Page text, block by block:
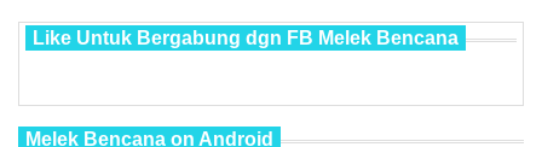
Like Untuk Bergabung dgn FB Melek Bencana
Melek Bencana on Android